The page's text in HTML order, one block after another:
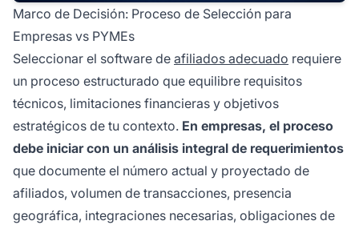
Marco de Decisión: Proceso de Selección para
Empresas vs PYMEs
Seleccionar el software de afiliados adecuado requiere
un proceso estructurado que equilibre requisitos
técnicos, limitaciones financieras y objetivos
estratégicos de tu contexto. En empresas, el proceso
debe iniciar con un análisis integral de requerimientos
que documente el número actual y proyectado de
afiliados, volumen de transacciones, presencia
geográfica, integraciones necesarias, obligaciones de